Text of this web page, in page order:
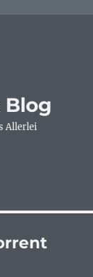
Allerlei